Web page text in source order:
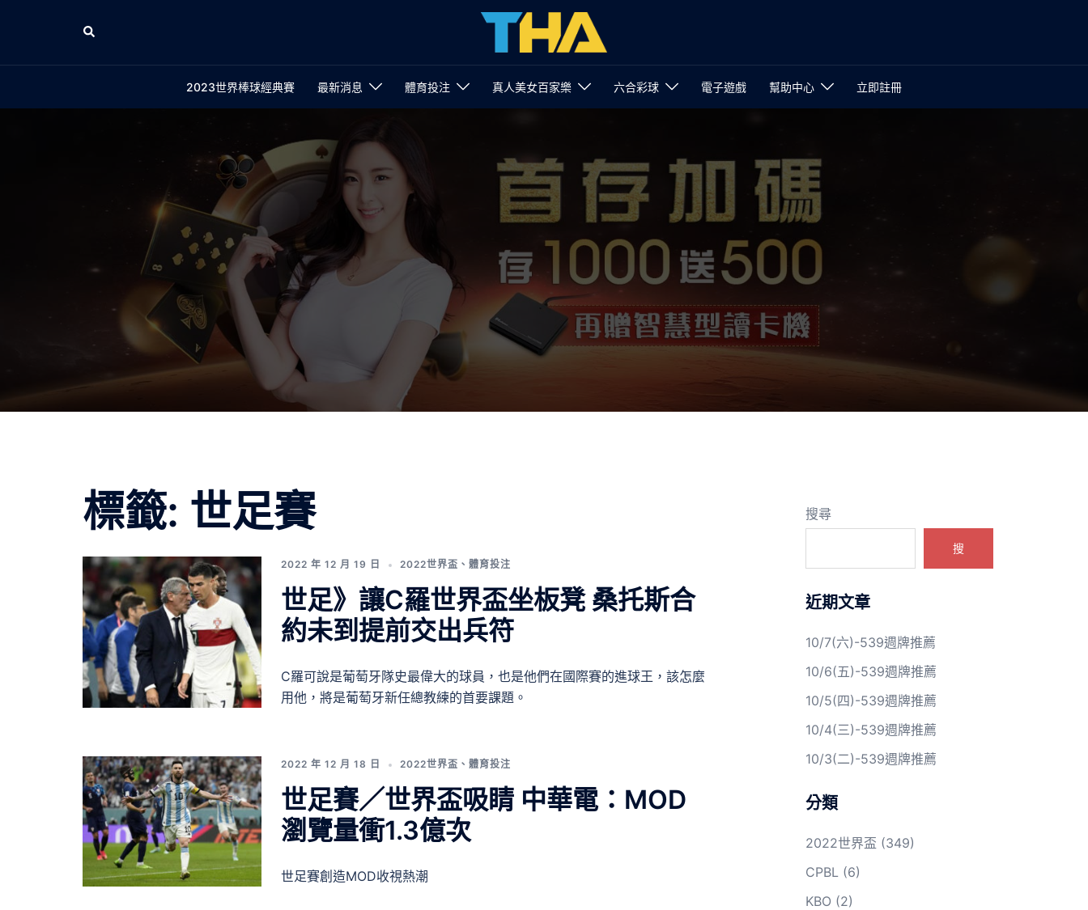
Search
2023世界棒球經典賽 最新消息 體育投注 真人美女百家樂 六合彩球 電子遊戲 幫助中心 立即註冊
標籤: 世足賽
2022 年 12 月 19 日 2022世界盃 、體育投注
世足》讓C羅世界盃坐板凳 桑托斯合
約未到提前交出兵符
C羅可說是葡萄牙隊史最偉大的球員，也是他們在國際賽的進球王，該怎麼
用他，將是葡萄牙新任總教練的首要課題。
2022 年 12 月 18 日 2022世界盃 、體育投注
世足賽／世界盃吸睛 中華電：MOD
瀏覽量衝1.3億次
世足賽創造MOD收視熱潮
搜尋
搜
近期文章
10/7(六)-539週牌推薦
10/6(五)-539週牌推薦
10/5(四)-539週牌推薦
10/4(三)-539週牌推薦
10/3(二)-539週牌推薦
分類
2022世界盃 (349)
CPBL(6)
KBO (2)